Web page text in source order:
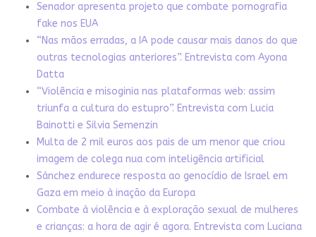
Senador apresenta projeto que combate pornografia
fake nos EUA
“Nas mãos erradas, a IA pode causar mais danos do que
outras tecnologias anteriores”. Entrevista com Ayona
Datta
“Violência e misoginia nas plataformas web: assim
triunfa a cultura do estupro”. Entrevista com Lucia
Bainotti e Silvia Semenzin
Multa de 2 mil euros aos pais de um menor que criou
imagem de colega nua com inteligência artificial
Sánchez endurece resposta ao genocídio de Israel em
Gaza em meio à inação da Europa
Combate à violência e à exploração sexual de mulheres
e crianças: a hora de agir é agora. Entrevista com Luciana